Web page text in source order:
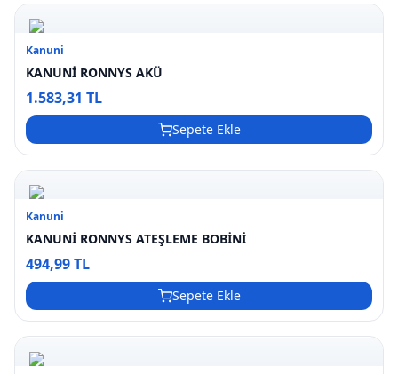
Kanuni
KANUNİ RONNYS AKÜ
1.583,31 TL
Sepete Ekle
Kanuni
KANUNİ RONNYS ATEŞLEME BOBİNİ
494,99 TL
Sepete Ekle